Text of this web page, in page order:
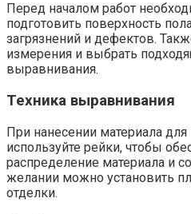
Перед началом работ
подготовить поверхность
загрязнений и дефектов.​
измерения и выбрать
выравнивания.​
Техника выравнивания
При нанесении материала
используйте рейки, чтобы
распределение материала и
желании можно установить
отделки.